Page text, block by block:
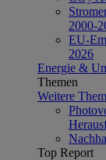
2000-
EU-
2026
Energie &
Themen
Weitere
Top Report